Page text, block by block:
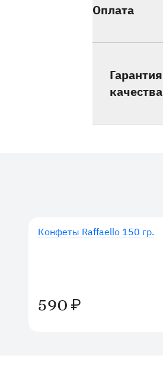
Оплата
Гарантия
качества
Конфеты Raffaello 150 гр.
590 ₽